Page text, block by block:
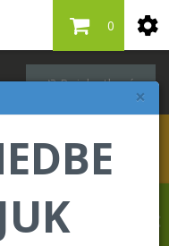
×
Bejelentkezés
0
a Forever Living